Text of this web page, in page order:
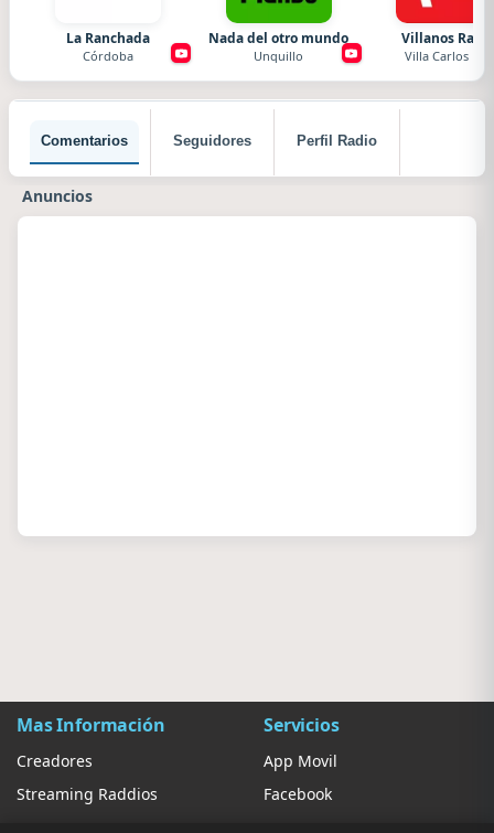
La Ranchada
Córdoba
Nada del otro mundo
Unquillo
Villanos
Villa Carlos Paz
Comentarios Seguidores Perfil Radio
Anuncios
Mas Información
Creadores
Streaming Raddios
Servicios
App Movil
Facebook